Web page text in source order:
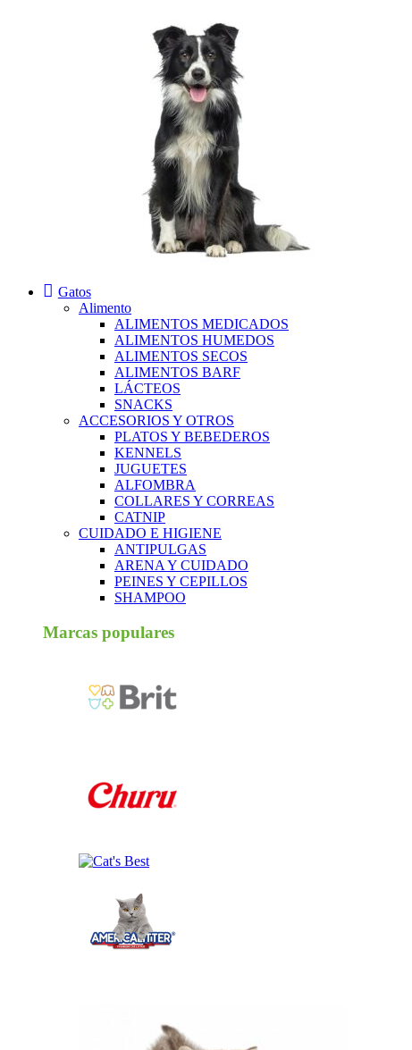
Gatos
Alimento
ALIMENTOS MEDICADOS
ALIMENTOS HUMEDOS
ALIMENTOS SECOS
ALIMENTOS BARF
LÁCTEOS
SNACKS
ACCESORIOS Y OTROS
PLATOS Y BEBEDEROS
KENNELS
JUGUETES
ALFOMBRA
COLLARES Y CORREAS
CATNIP
CUIDADO E HIGIENE
ANTIPULGAS
ARENA Y CUIDADO
PEINES Y CEPILLOS
SHAMPOO
Marcas populares